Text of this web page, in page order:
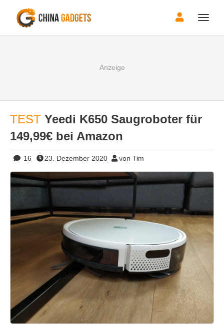
Toggle
TEST Yeedi K650 Saugroboter für
149,99€ bei Amazon
16 23. Dezember 2020 von Tim